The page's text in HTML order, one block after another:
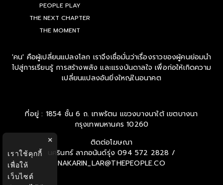
PEOPLE PLAY
THE NEXT CHAPTER
THE MOMENT
'คน' คือผู้เปลี่ยนแปลงโลก เราจึงเชื่อมั่นว่าเรื่องราวของผู้คนย่อมนำ
ไปสู่การเรียนรู้ การสร้างพลัง และแรงบันดาลใจ เพื่อก่อให้เกิดความ
เปลี่ยนแปลงอันยิ่งใหญ่ในอนาคต
ที่อยู่ : 1854 ชั้น 6 ถ. เทพรัตน แขวงบางนาใต้ เขตบางนา
กรุงเทพมหานคร 10260
ติดต่อโฆษณา
นครินทร์ ลาภอนันด์รุ่ง 094 572 2828 /
NAKARIN_LAR@THEPEOPLE.CO
×
เราใช้คุกกี้
เพื่อให้
เว็บไซต์